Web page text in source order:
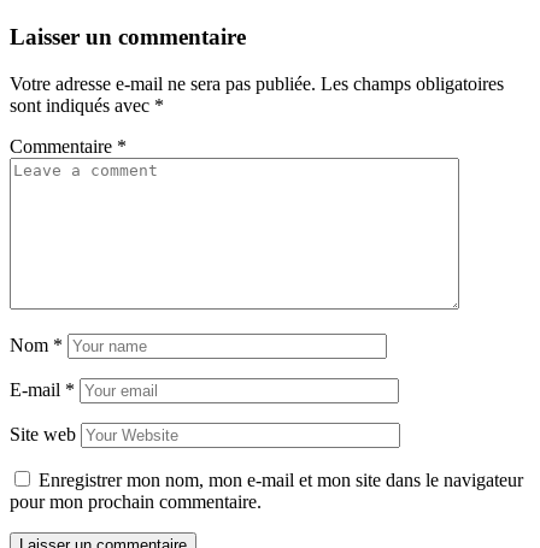
Laisser un commentaire
Votre adresse e-mail ne sera pas publiée. Les champs obligatoires
sont indiqués avec *
Commentaire *
Nom *
E-mail *
Site web
Enregistrer mon nom, mon e-mail et mon site dans le navigateur
pour mon prochain commentaire.